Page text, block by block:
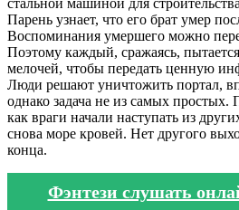
Парень узнает, что его брат умер
Воспоминания умершего можно
Поэтому каждый, сражаясь,
мелочей, чтобы передать ценную
Люди решают уничтожить портал,
однако задача не из самых простых.
как враги начали наступать из
снова море кровей. Нет другого
конца.
Фэнтези слушать